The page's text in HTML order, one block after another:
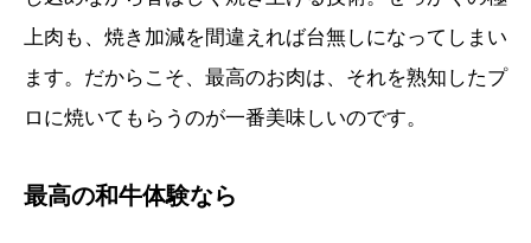
上肉も、焼き加減を間違えれば台無しになってしまい
ます。だからこそ、最高のお肉は、それを熟知したプ
ロに焼いてもらうのが一番美味しいのです。
最高の和牛体験なら